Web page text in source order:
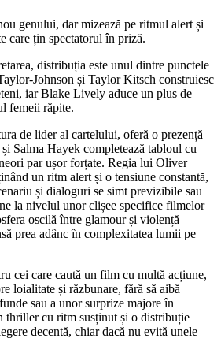
genului, dar mizează pe ritmul alert și
care țin spectatorul în priză.
distribuția este unul dintre punctele
Johnson și Taylor Kitsch construiesc
iar Blake Lively aduce un plus de
femeii răpite.
de lider al cartelului, oferă o prezență
Salma Hayek completează tabloul cu
par ușor forțate. Regia lui Oliver
un ritm alert și o tensiune constantă,
și dialoguri se simt previzibile sau
la nivelul unor clișee specifice filmelor
oscilă între glamour și violență
prea adânc în complexitatea lumii pe
cei care caută un film cu multă acțiune,
loialitate și răzbunare, fără să aibă
sau a unor surprize majore în
thriller cu ritm susținut și o distribuție
decentă, chiar dacă nu evită unele